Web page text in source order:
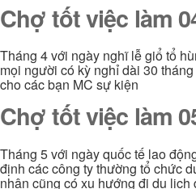
Chợ tốt việc làm
Tháng 4 với ngày nghĩ lễ giổ tổ
mọi người có kỳ nghỉ dài 30
cho các bạn MC sự kiện
Chợ tốt việc làm
Tháng 5 với ngày quốc tế lao
định các công ty thường tổ chức
nhân cũng có xu hướng đi du